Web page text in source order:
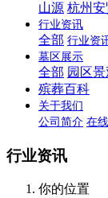
山源 杭州安
行业资讯
全部 行业资
墓区展示
全部 园区
殡葬百科
关于我们
公司简介 在
行业资讯
你的位置